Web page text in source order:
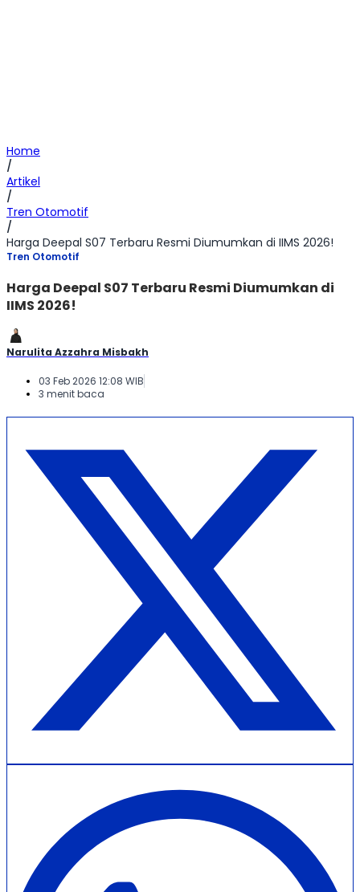
Home
/
Artikel
/
Tren Otomotif
/
Harga Deepal S07 Terbaru Resmi Diumumkan di IIMS 2026!
Tren Otomotif
Harga Deepal S07 Terbaru Resmi Diumumkan di
IIMS 2026!
Narulita Azzahra Misbakh
03 Feb 2026 12:08 WIB
3 menit baca